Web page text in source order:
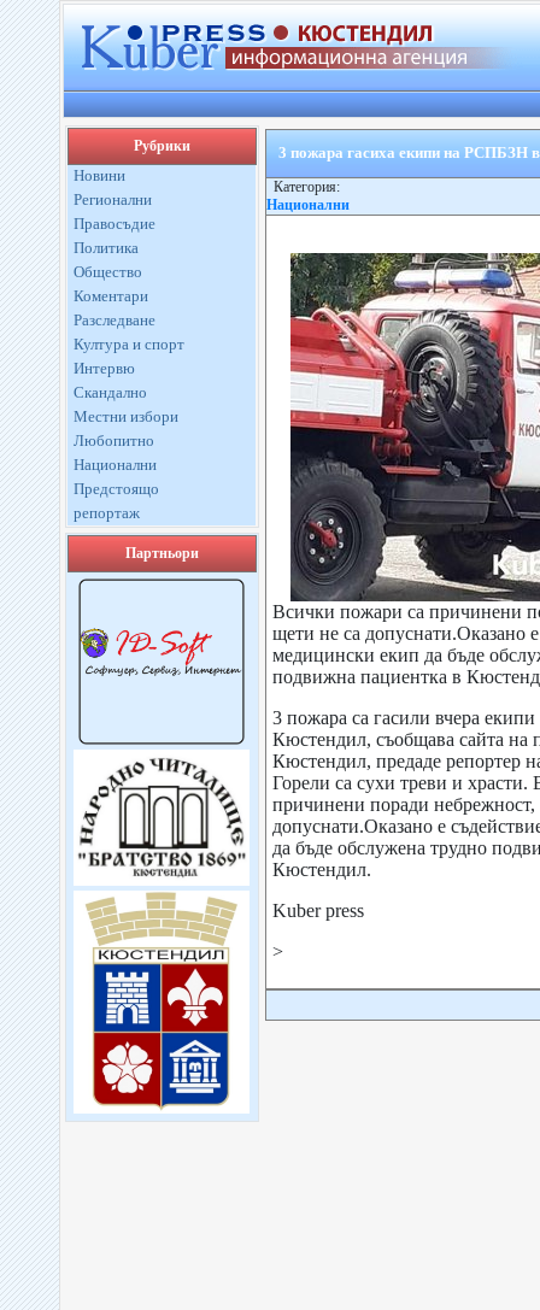
Рубрики
Новини
Регионални
Правосъдие
Политика
Общество
Коментари
Разследване
Култура и спорт
Интервю
Скандално
Местни избори
Любопитно
Национални
Предстоящо
репортаж
Партньори
3 пожара гасиха екипи на РСПБЗН
Категория:
Национални
Всички пожари са причинени
щети не са допуснати.Оказано
медицински екип да бъде
подвижна пациентка в
3 пожара са гасили вчера
Кюстендил, съобщава сайта на
Кюстендил, предаде репортер
Горели са сухи треви и
причинени поради небрежност,
допуснати.Оказано е
да бъде обслужена трудно
Кюстендил.
Kuber press
>